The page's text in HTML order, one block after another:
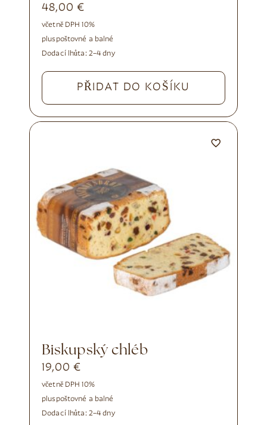
48,00 €
včetně DPH 10%
pluspoštovné a balné
Dodací lhůta: 2–4 dny
PŘIDAT DO KOŠÍKU
Biskupský chléb
19,00 €
včetně DPH 10%
pluspoštovné a balné
Dodací lhůta: 2–4 dny